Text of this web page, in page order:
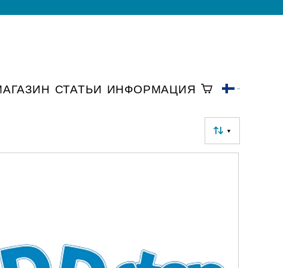
СТАТЬИ ИНФОРМАЦИЯ
▼